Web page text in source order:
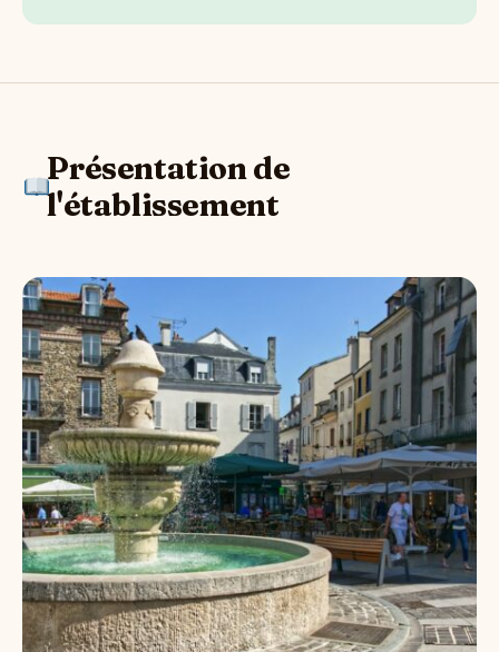
Présentation de
l'établissement